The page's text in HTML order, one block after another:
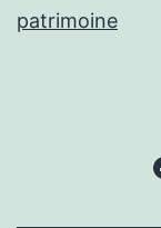
patrimoine